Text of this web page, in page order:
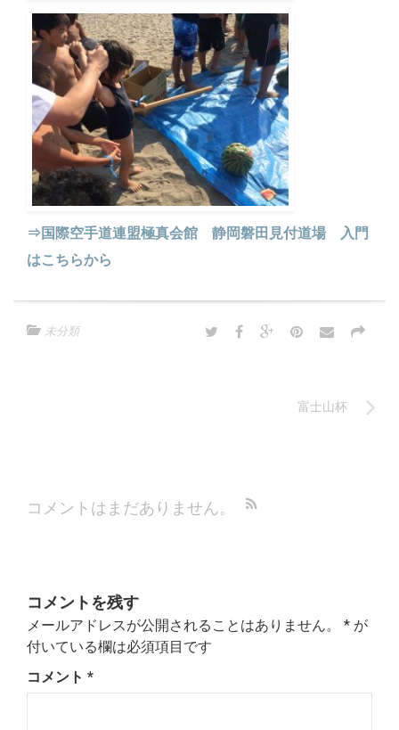
⇒国際空手道連盟極真会館 静岡磐田見付道場 入門
はこちらから
未分類
富士山杯
コメントはまだありません。
コメントを残す
メールアドレスが公開されることはありません。 * が
付いている欄は必須項目です
コメント *